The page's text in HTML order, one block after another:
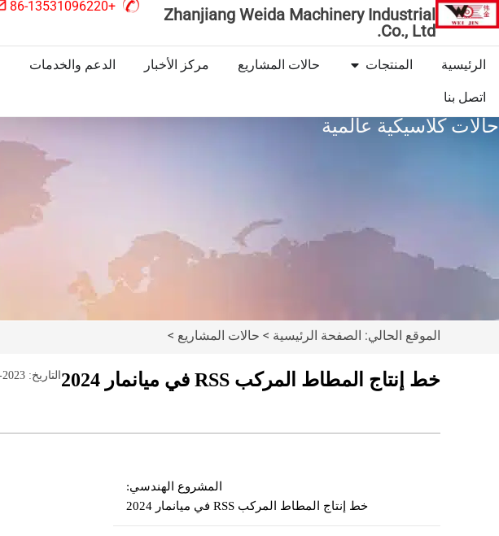
Zhanjiang Weida Machinery Industrial
Co., Ltd.
+86-13531096220
الرئيسية المنتجات حالات المشاريع مركز الأخبار الدعم والخدمات
اتصل بنا
حالات كلاسيكية عالمية
الموقع الحالي: الصفحة الرئيسية > حالات المشاريع >
خط إنتاج المطاط المركب RSS في ميانمار 2024 التاريخ: 2023-07-15
المشروع الهندسي:
خط إنتاج المطاط المركب RSS في ميانمار 2024